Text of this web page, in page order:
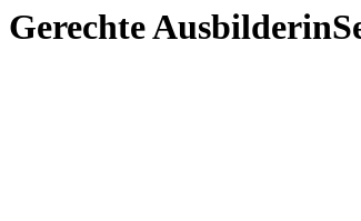
Gerechte Ausbilderin